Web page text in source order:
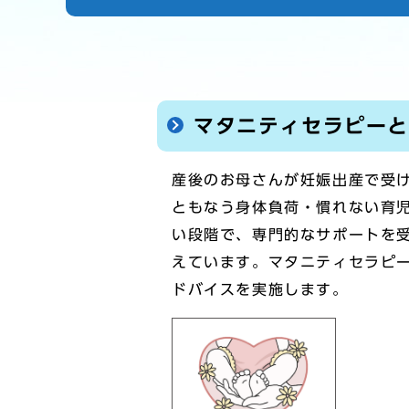
マタニティセラピー
産後のお母さんが妊娠出産で受
ともなう身体負荷・慣れない育
い段階で、専門的なサポートを
えています。マタニティセラピ
ドバイスを実施します。